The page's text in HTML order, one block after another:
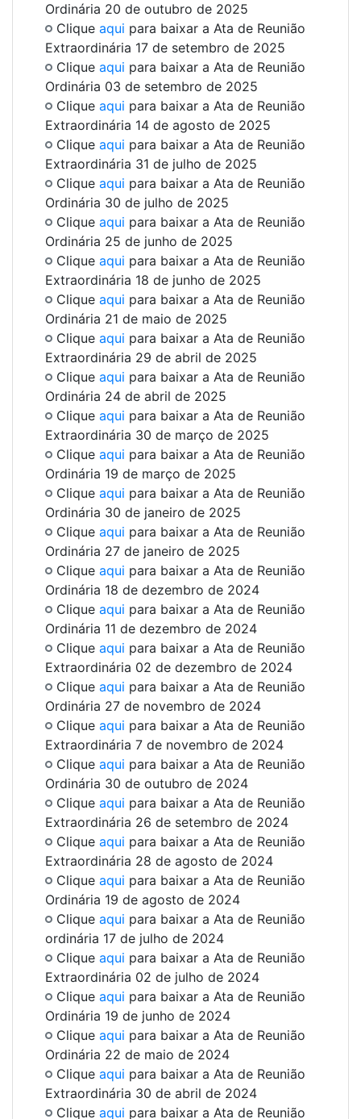
Ordinária 20 de outubro de 2025
Clique aqui para baixar a Ata de Reunião
Extraordinária 17 de setembro de 2025
Clique aqui para baixar a Ata de Reunião
Ordinária 03 de setembro de 2025
Clique aqui para baixar a Ata de Reunião
Extraordinária 14 de agosto de 2025
Clique aqui para baixar a Ata de Reunião
Extraordinária 31 de julho de 2025
Clique aqui para baixar a Ata de Reunião
Ordinária 30 de julho de 2025
Clique aqui para baixar a Ata de Reunião
Ordinária 25 de junho de 2025
Clique aqui para baixar a Ata de Reunião
Extraordinária 18 de junho de 2025
Clique aqui para baixar a Ata de Reunião
Ordinária 21 de maio de 2025
Clique aqui para baixar a Ata de Reunião
Extraordinária 29 de abril de 2025
Clique aqui para baixar a Ata de Reunião
Ordinária 24 de abril de 2025
Clique aqui para baixar a Ata de Reunião
Extraordinária 30 de março de 2025
Clique aqui para baixar a Ata de Reunião
Ordinária 19 de março de 2025
Clique aqui para baixar a Ata de Reunião
Ordinária 30 de janeiro de 2025
Clique aqui para baixar a Ata de Reunião
Ordinária 27 de janeiro de 2025
Clique aqui para baixar a Ata de Reunião
Ordinária 18 de dezembro de 2024
Clique aqui para baixar a Ata de Reunião
Ordinária 11 de dezembro de 2024
Clique aqui para baixar a Ata de Reunião
Extraordinária 02 de dezembro de 2024
Clique aqui para baixar a Ata de Reunião
Ordinária 27 de novembro de 2024
Clique aqui para baixar a Ata de Reunião
Extraordinária 7 de novembro de 2024
Clique aqui para baixar a Ata de Reunião
Ordinária 30 de outubro de 2024
Clique aqui para baixar a Ata de Reunião
Extraordinária 26 de setembro de 2024
Clique aqui para baixar a Ata de Reunião
Extraordinária 28 de agosto de 2024
Clique aqui para baixar a Ata de Reunião
Ordinária 19 de agosto de 2024
Clique aqui para baixar a Ata de Reunião
ordinária 17 de julho de 2024
Clique aqui para baixar a Ata de Reunião
Extraordinária 02 de julho de 2024
Clique aqui para baixar a Ata de Reunião
Ordinária 19 de junho de 2024
Clique aqui para baixar a Ata de Reunião
Ordinária 22 de maio de 2024
Clique aqui para baixar a Ata de Reunião
Extraordinária 30 de abril de 2024
Clique aqui para baixar a Ata de Reunião